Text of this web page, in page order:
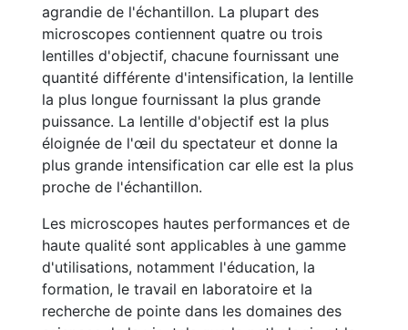
agrandie de l'échantillon. La plupart des
microscopes contiennent quatre ou trois
lentilles d'objectif, chacune fournissant une
quantité différente d'intensification, la lentille
la plus longue fournissant la plus grande
puissance. La lentille d'objectif est la plus
éloignée de l'œil du spectateur et donne la
plus grande intensification car elle est la plus
proche de l'échantillon.
Les microscopes hautes performances et de
haute qualité sont applicables à une gamme
d'utilisations, notamment l'éducation, la
formation, le travail en laboratoire et la
recherche de pointe dans les domaines des